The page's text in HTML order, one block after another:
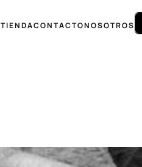
TIENDACONTACTONOSOTROS